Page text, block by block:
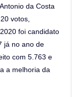
da Costa
votos,
foi candidato
já no ano de
com 5.763 e
a melhoria da